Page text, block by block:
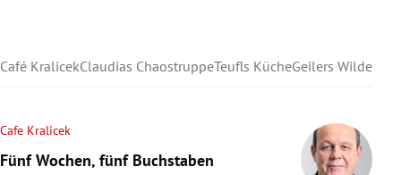
Café KralicekClaudias ChaostruppeTeufls KücheGeilers Wilder
Cafe Kralicek
Fünf Wochen, fünf Buchstaben